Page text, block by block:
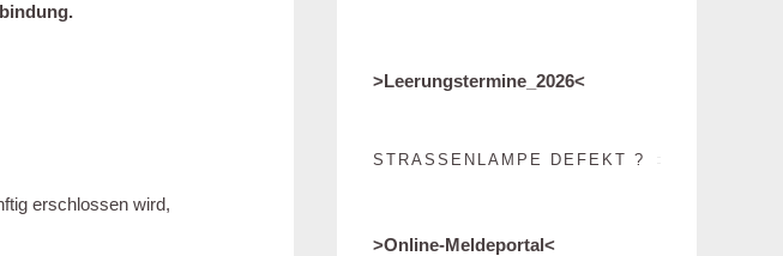
erschlossen wird,
>Leerungstermine_2026<
STRASSENLAMPE DEFEKT ?
>Online-Meldeportal<